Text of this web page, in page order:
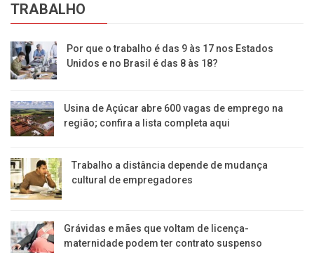
TRABALHO
Por que o trabalho é das 9 às 17 nos Estados
Unidos e no Brasil é das 8 às 18?
Usina de Açúcar abre 600 vagas de emprego na
região; confira a lista completa aqui
Trabalho a distância depende de mudança
cultural de empregadores
Grávidas e mães que voltam de licença-
maternidade podem ter contrato suspenso